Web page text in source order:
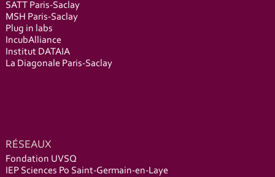
SATT Paris-Saclay
MSH Paris-Saclay
Plug in labs
IncubAlliance
Institut DATAIA
La Diagonale Paris-Saclay
RÉSEAUX
Fondation UVSQ
IEP Sciences Po Saint-Germain-en-Laye